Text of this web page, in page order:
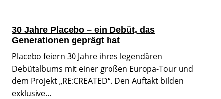
30 Jahre Placebo – ein Debüt, das
Generationen geprägt hat
Placebo feiern 30 Jahre ihres legendären
Debütalbums mit einer großen Europa-Tour und
dem Projekt „RE:CREATED“. Den Auftakt bilden
exklusive...